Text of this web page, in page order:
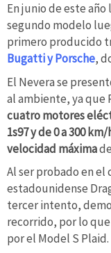
En junio de este año
segundo modelo
primero producido
Bugatti y Porsche,
El Nevera se
al ambiente, ya que
cuatro motores
1s97 y de 0 a 300 km/
velocidad máximade
Al ser probado en
estadounidense
tercer intento,
recorrido, por lo que
por el Model S Plaid.